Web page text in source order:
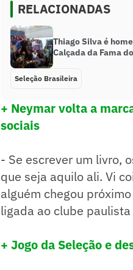
RELACIONADAS
Thiago Silva é
Calçada da Fama
Seleção Brasileira
+ Neymar volta a
sociais
- Se escrever um livro,
que seja aquilo ali. Vi
alguém chegou
ligada ao clube
+ Jogo da Seleção e